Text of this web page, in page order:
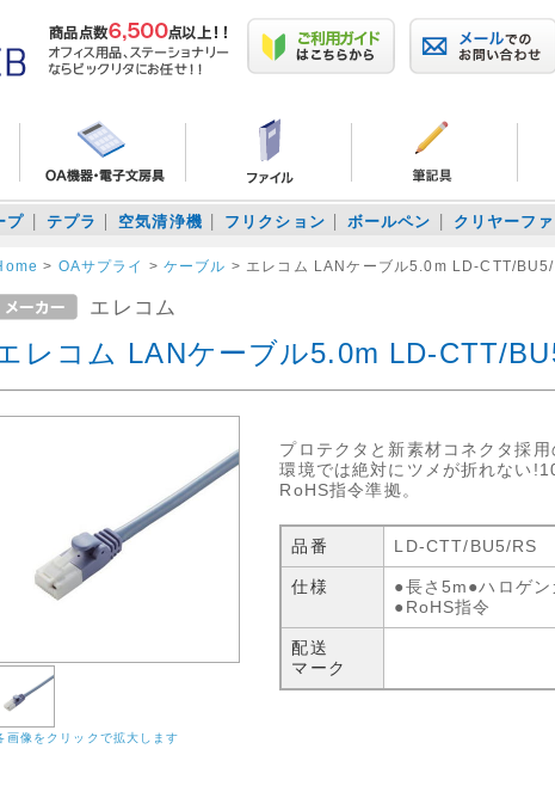
プ テプラ 空気清浄機 フリクション ボールペン クリヤーフ
> OAサプライ >ケーブル > エレコム LANケーブル5.0m LD-CTT/
エレコム
レコム LANケーブル5.0m LD-CTT/
画像をクリックで拡大します
プロテクタと新素材コネクタ採
環境では絶対にツメが折れない
RoHS指令準拠。
品番 LD-CTT/BU5/RS
仕様
●長さ5m●ハロゲン
●RoHS指令
配送
マーク